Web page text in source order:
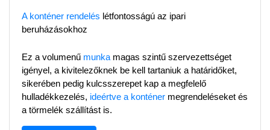
A konténer rendelés létfontosságú az ipari
beruházásokhoz
Ez a volumenű munka magas szintű szervezettséget
igényel, a kivitelezőknek be kell tartaniuk a határidőket,
sikerében pedig kulcsszerepet kap a megfelelő
hulladékkezelés, ideértve a konténer megrendeléseket és
a törmelék szállítást is.